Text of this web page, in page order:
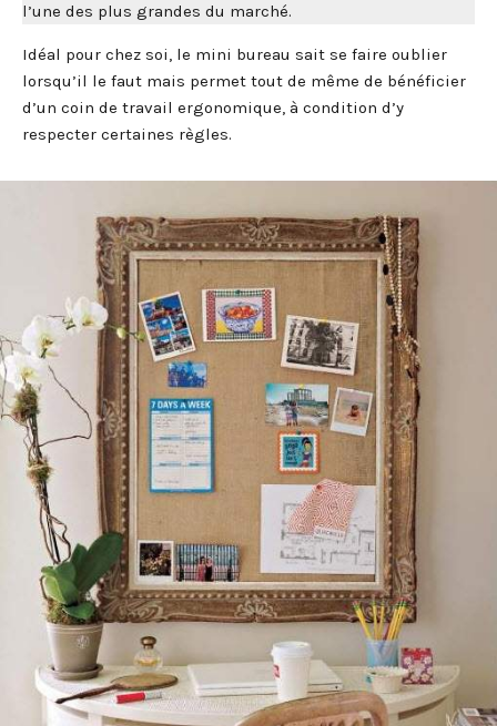
l’une des plus grandes du marché.
Idéal pour chez soi, le mini bureau sait se faire oublier
lorsqu’il le faut mais permet tout de même de bénéficier
d’un coin de travail ergonomique, à condition d’y
respecter certaines règles.